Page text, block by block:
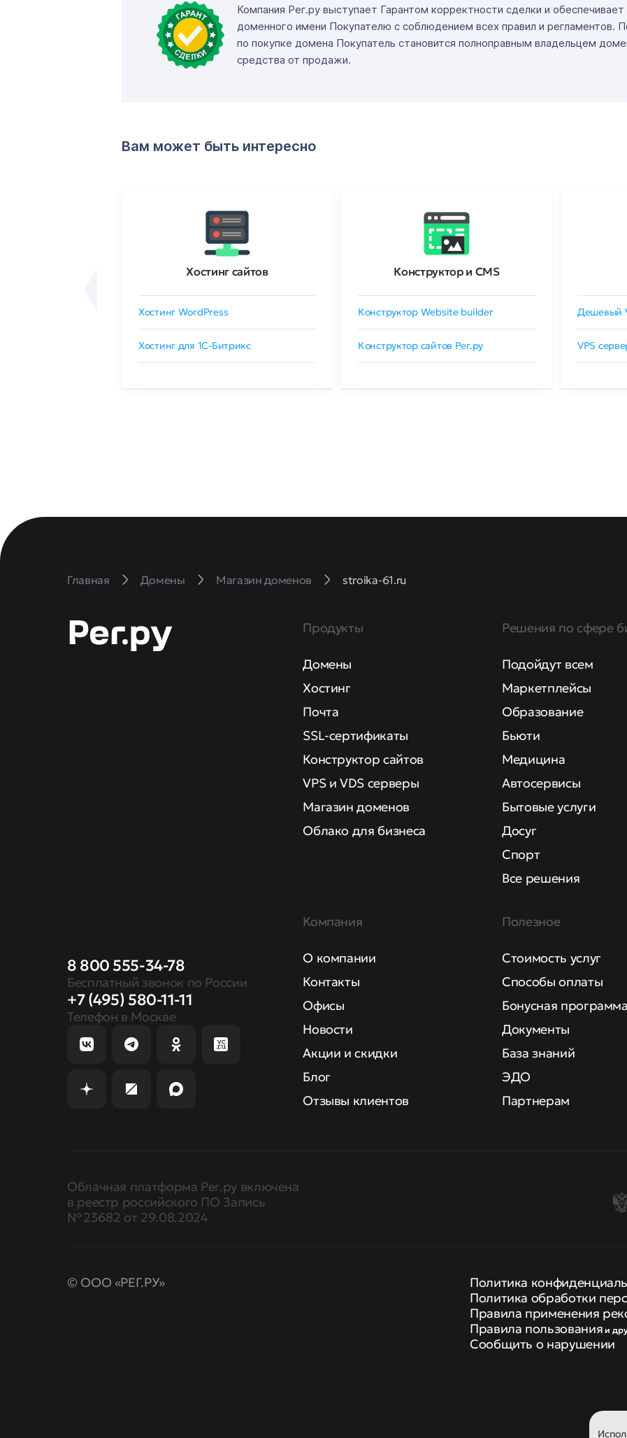
Компания Рег.ру выступает Гарантом корректности сделки и
доменного имени Покупателю с соблюдением всех правил и регламентов.
по покупке домена Покупатель становится полноправным владельцем
средства от продажи.
Вам может быть интересно
Хостинг сайтов
Хостинг WordPress
Хостинг для 1C-Битрикс
Конструктор и CMS
Конструктор Website builder
Конструктор сайтов Рег.ру
Дешевый
VPS
Главная Домены Магазин доменов stroika-61.ru
8 800 555-34-78
Бесплатный звонок по России
+7 (495) 580-11-11
Телефон в Москве
Продукты
Домены
Хостинг
Почта
SSL-сертификаты
Конструктор сайтов
VPS и VDS серверы
Магазин доменов
Облако для бизнеса
Решения по сфере
Подойдут всем
Маркетплейсы
Образование
Бьюти
Медицина
Автосервисы
Бытовые услуги
Досуг
Спорт
Все решения
Компания
О компании
Контакты
Офисы
Новости
Акции и скидки
Блог
Отзывы клиентов
Полезное
Стоимость услуг
Способы оплаты
Бонусная программа
Документы
База знаний
ЭДО
Партнерам
Облачная платформа Рег.ру включена
в реестр российского ПО Запись
№ 23682 от 29.08.2024
© ООО «РЕГ.РУ»
Политика
Политика обработки
Правила применения
Правила пользования и
Сообщить о нарушении